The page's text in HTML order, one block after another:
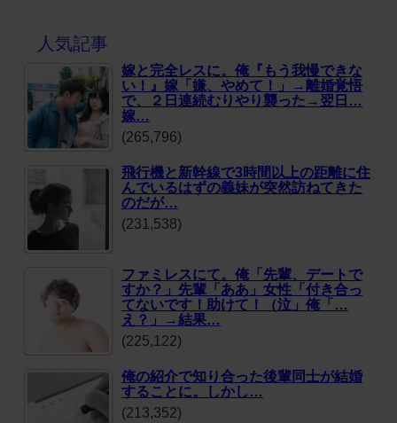
人気記事
嫁と完全レスに。俺『もう我慢できな
い！』嫁「嫌、やめて！」→離婚覚悟
で、２日連続むりやり襲った→翌日…
嫁…
(265,796)
飛行機と新幹線で3時間以上の距離に住
んでいるはずの義妹が突然訪ねてきた
のだが…
(231,538)
ファミレスにて。俺「先輩、デートで
すか？」先輩「ああ」女性「付き合っ
てないです！助けて！（泣」俺「…
え？」→結果…
(225,122)
俺の紹介で知り合った後輩同士が結婚
することに。しかし…
(213,352)